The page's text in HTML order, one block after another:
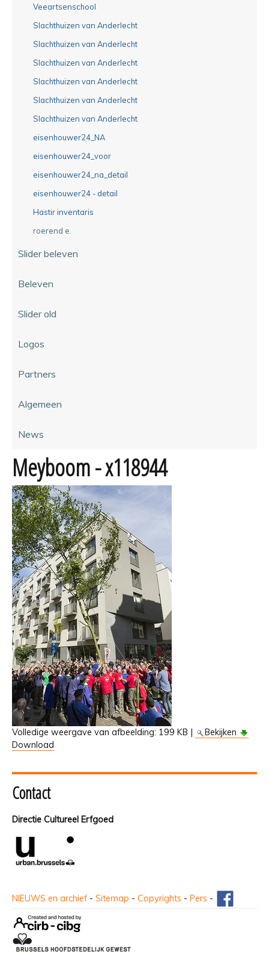
Veeartsenschool
Slachthuizen van Anderlecht
Slachthuizen van Anderlecht
Slachthuizen van Anderlecht
Slachthuizen van Anderlecht
Slachthuizen van Anderlecht
Slachthuizen van Anderlecht
eisenhouwer24_NA
eisenhouwer24_voor
eisenhouwer24_na_detail
eisenhouwer24 - detail
Hastir inventaris
roerend e.
Slider beleven
Beleven
Slider old
Logos
Partners
Algemeen
News
Meyboom - x118944
Volledige weergave van afbeelding: 199 KB |
Bekijken
Download
Contact
Directie Cultureel Erfgoed
NIEUWS en archief - Sitemap - Copyrights - Pers -